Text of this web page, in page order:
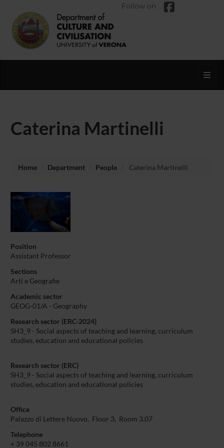
Follow on
Caterina Martinelli
Home Department People Caterina Martinelli
Position
Assistant Professor
Sections
Arti e Geografie
Academic sector
GEOG-01/A - Geography
Research sector (ERC-2024)
SH3_9 - Social aspects of teaching and learning, curriculum
studies, education and educational policies
Research sector (ERC)
SH3_9 - Social aspects of teaching and learning, curriculum
studies, education and educational policies
Office
Palazzo di Lettere Nuovo, Floor 3, Room 3.07
Telephone
+ 39 045 802 8661